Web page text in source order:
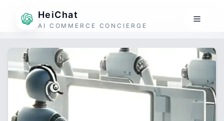
HeiChat
AI COMMERCE CONCIERGE